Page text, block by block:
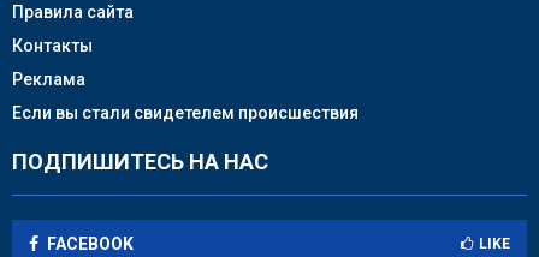
Правила сайта
Контакты
Реклама
Если вы стали свидетелем происшествия
ПОДПИШИТЕСЬ НА НАС
FACEBOOK LIKE